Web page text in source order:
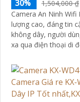
30%
1,504,000 ₫
Camera An Ninh Wifi
lượng cao, đáng tin cậy và dễ
không dây, người
xa qua điện thoại di